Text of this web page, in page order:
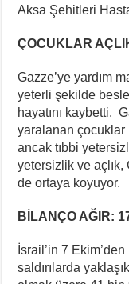
Aksa Şehitleri
ÇOCUKLAR
Gazze’ye yardım
yeterli şekilde
hayatını kaybetti.
yaralanan
ancak tıbbi
yetersizlik ve açlık,
de ortaya koyuyor.
BİLANÇO AĞIR:
İsrail’in 7
saldırılarda